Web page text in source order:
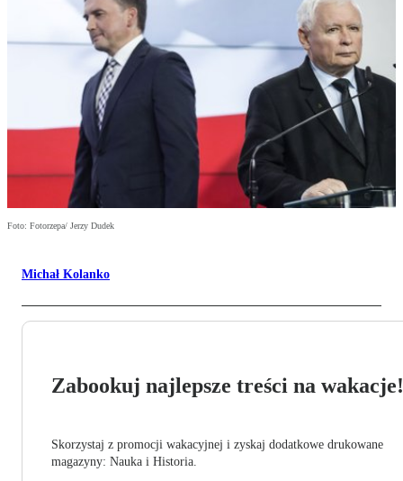
Foto: Fotorzepa/ Jerzy Dudek
Michał Kolanko
Zabookuj najlepsze treści na wakacje!
Skorzystaj z promocji wakacyjnej i zyskaj dodatkowe drukowane
magazyny: Nauka i Historia.